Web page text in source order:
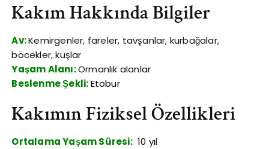
Kakım Hakkında Bilgiler
Av:Kemirgenler, fareler, tavşanlar, kurbağalar,
böcekler, kuşlar
Yaşam Alanı:Ormanlık alanlar
Beslenme Şekli:Etobur
Kakımın Fiziksel Özellikleri
Ortalama Yaşam Süresi:10 yıl